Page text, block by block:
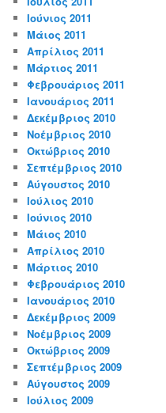
Ιούνιος 2011
Μάιος 2011
Απρίλιος 2011
Μάρτιος 2011
Φεβρουάριος 2011
Ιανουάριος 2011
Δεκέμβριος 2010
Νοέμβριος 2010
Οκτώβριος 2010
Σεπτέμβριος 2010
Αύγουστος 2010
Ιούλιος 2010
Ιούνιος 2010
Μάιος 2010
Απρίλιος 2010
Μάρτιος 2010
Φεβρουάριος 2010
Ιανουάριος 2010
Δεκέμβριος 2009
Νοέμβριος 2009
Οκτώβριος 2009
Σεπτέμβριος 2009
Αύγουστος 2009
Ιούλιος 2009